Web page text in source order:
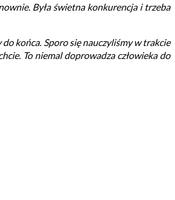
Była świetna konkurencja i trzeba
końca. Sporo się nauczyliśmy w trakcie
To niemal doprowadza człowieka do